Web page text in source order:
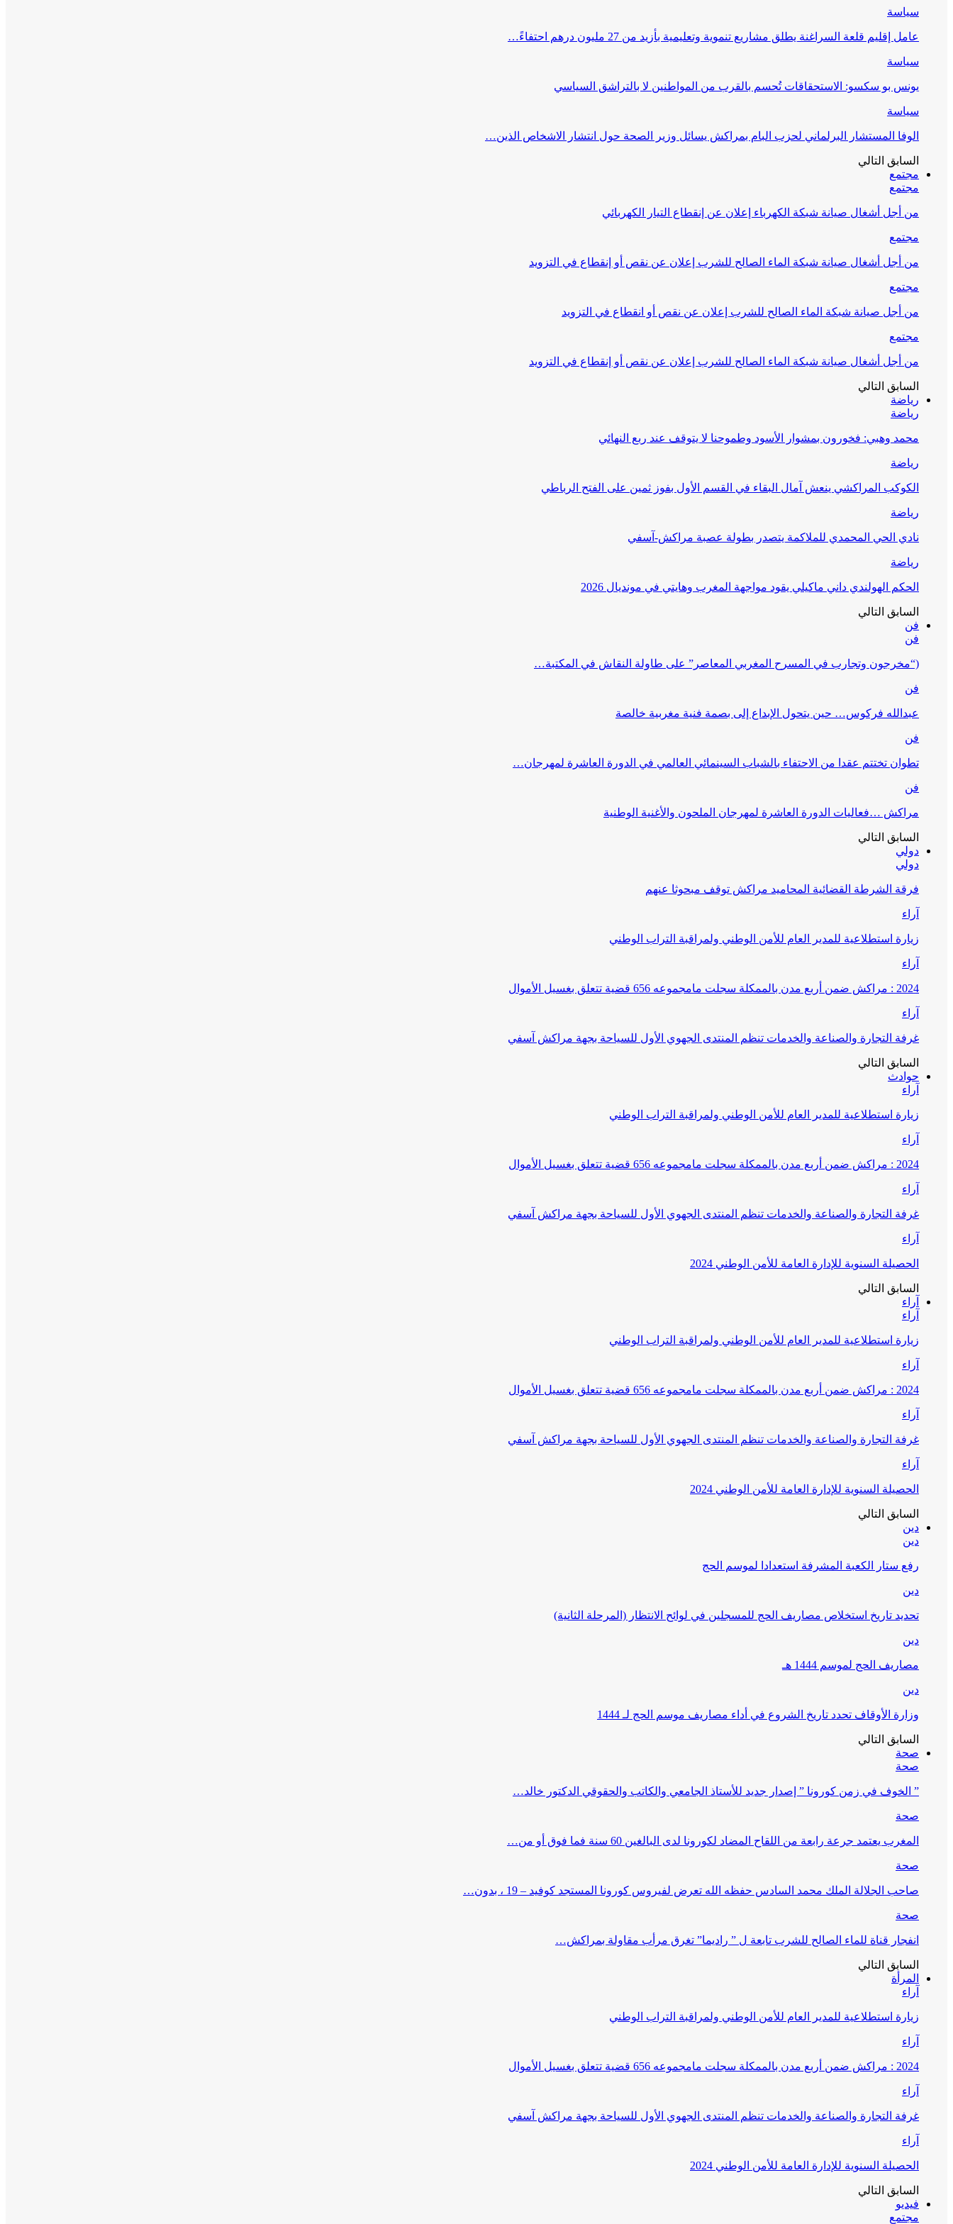
سياسة
عامل إقليم قلعة السراغنة يطلق مشاريع تنموية وتعليمية بأزيد من 27 مليون درهم احتفاءً…
سياسة
يونس بو سكسو: الاستحقاقات تُحسم بالقرب من المواطنين لا بالتراشق السياسي
سياسة
الوفا المستشار البرلماني لحزب البام بمراكش يسائل وزير الصحة حول انتشار الاشخاص الذين…
السابق التالي
مجتمع
مجتمع
من أجل أشغال صيانة شبكة الكهرباء إعلان عن إنقطاع التيار الكهربائي
مجتمع
من أجل أشغال صيانة شبكة الماء الصالح للشرب إعلان عن نقص أو إنقطاع في التزويد
مجتمع
من أجل صيانة شبكة الماء الصالح للشرب إعلان عن نقص أو انقطاع في التزويد
مجتمع
من أجل أشغال صيانة شبكة الماء الصالح للشرب إعلان عن نقص أو إنقطاع في التزويد
السابق التالي
رياضة
رياضة
محمد وهبي: فخورون بمشوار الأسود وطموحنا لا يتوقف عند ربع النهائي
رياضة
الكوكب المراكشي ينعش آمال البقاء في القسم الأول بفوز ثمين على الفتح الرباطي
رياضة
نادي الحي المحمدي للملاكمة يتصدر بطولة عصبة مراكش-آسفي
رياضة
الحكم الهولندي داني ماكيلي يقود مواجهة المغرب وهايتي في مونديال 2026
السابق التالي
فن
فن
(“مخرجون وتجارب في المسرح المغربي المعاصر” على طاولة النقاش في المكتبة…
فن
عبدالله فركوس… حين يتحول الإبداع إلى بصمة فنية مغربية خالصة
فن
تطوان تختتم عقدا من الاحتفاء بالشباب السينمائي العالمي في الدورة العاشرة لمهرجان…
فن
مراكش …فعاليات الدورة العاشرة لمهرجان الملحون والأغنية الوطنية
السابق التالي
دولي
دولي
فرقة الشرطة القضائية المحاميد مراكش توقف مبحوثا عنهم
آراء
زيارة استطلاعية للمدير العام للأمن الوطني ولمراقبة التراب الوطني
آراء
2024 : مراكش ضمن أربع مدن بالممكلة سجلت مامجموعه 656 قضية تتعلق بغسيل الأموال
آراء
غرفة التجارة والصناعة والخدمات تنظم المنتدى الجهوي الأول للسياحة بجهة مراكش آسفي
السابق التالي
حوادث
آراء
زيارة استطلاعية للمدير العام للأمن الوطني ولمراقبة التراب الوطني
آراء
2024 : مراكش ضمن أربع مدن بالممكلة سجلت مامجموعه 656 قضية تتعلق بغسيل الأموال
آراء
غرفة التجارة والصناعة والخدمات تنظم المنتدى الجهوي الأول للسياحة بجهة مراكش آسفي
آراء
الحصيلة السنوية للإدارة العامة للأمن الوطني 2024
السابق التالي
آراء
آراء
زيارة استطلاعية للمدير العام للأمن الوطني ولمراقبة التراب الوطني
آراء
2024 : مراكش ضمن أربع مدن بالممكلة سجلت مامجموعه 656 قضية تتعلق بغسيل الأموال
آراء
غرفة التجارة والصناعة والخدمات تنظم المنتدى الجهوي الأول للسياحة بجهة مراكش آسفي
آراء
الحصيلة السنوية للإدارة العامة للأمن الوطني 2024
السابق التالي
دين
دين
رفع ستار الكعبة المشرفة استعدادا لموسم الحج
دين
تحديد تاريخ استخلاص مصاريف الحج للمسجلين في لوائح الانتظار (المرحلة الثانية)
دين
مصاريف الحج لموسم 1444 هـ
دين
وزارة الأوقاف تحدد تاريخ الشروع في أداء مصاريف موسم الحج لـ 1444
السابق التالي
صحة
صحة
” الخوف في زمن كورونا ” إصدار جديد للأستاذ الجامعي والكاتب والحقوقي الدكتور خالد…
صحة
المغرب يعتمد جرعة رابعة من اللقاح المضاد لكورونا لدى البالغين 60 سنة فما فوق أو من…
صحة
صاحب الجلالة الملك محمد السادس حفظه الله تعرض لفيروس كورونا المستجد كوفيد – 19 ، بدون…
صحة
انفجار قناة للماء الصالح للشرب تابعة ل ” راديما” تغرق مرأب مقاولة بمراكش…
السابق التالي
المرأة
آراء
زيارة استطلاعية للمدير العام للأمن الوطني ولمراقبة التراب الوطني
آراء
2024 : مراكش ضمن أربع مدن بالممكلة سجلت مامجموعه 656 قضية تتعلق بغسيل الأموال
آراء
غرفة التجارة والصناعة والخدمات تنظم المنتدى الجهوي الأول للسياحة بجهة مراكش آسفي
آراء
الحصيلة السنوية للإدارة العامة للأمن الوطني 2024
السابق التالي
فيديو
مجتمع